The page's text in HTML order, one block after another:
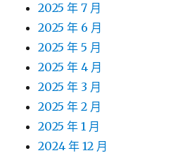
2025 年 7 月
2025 年 6 月
2025 年 5 月
2025 年 4 月
2025 年 3 月
2025 年 2 月
2025 年 1 月
2024 年 12 月